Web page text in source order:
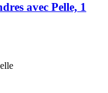
avec Pelle, 1